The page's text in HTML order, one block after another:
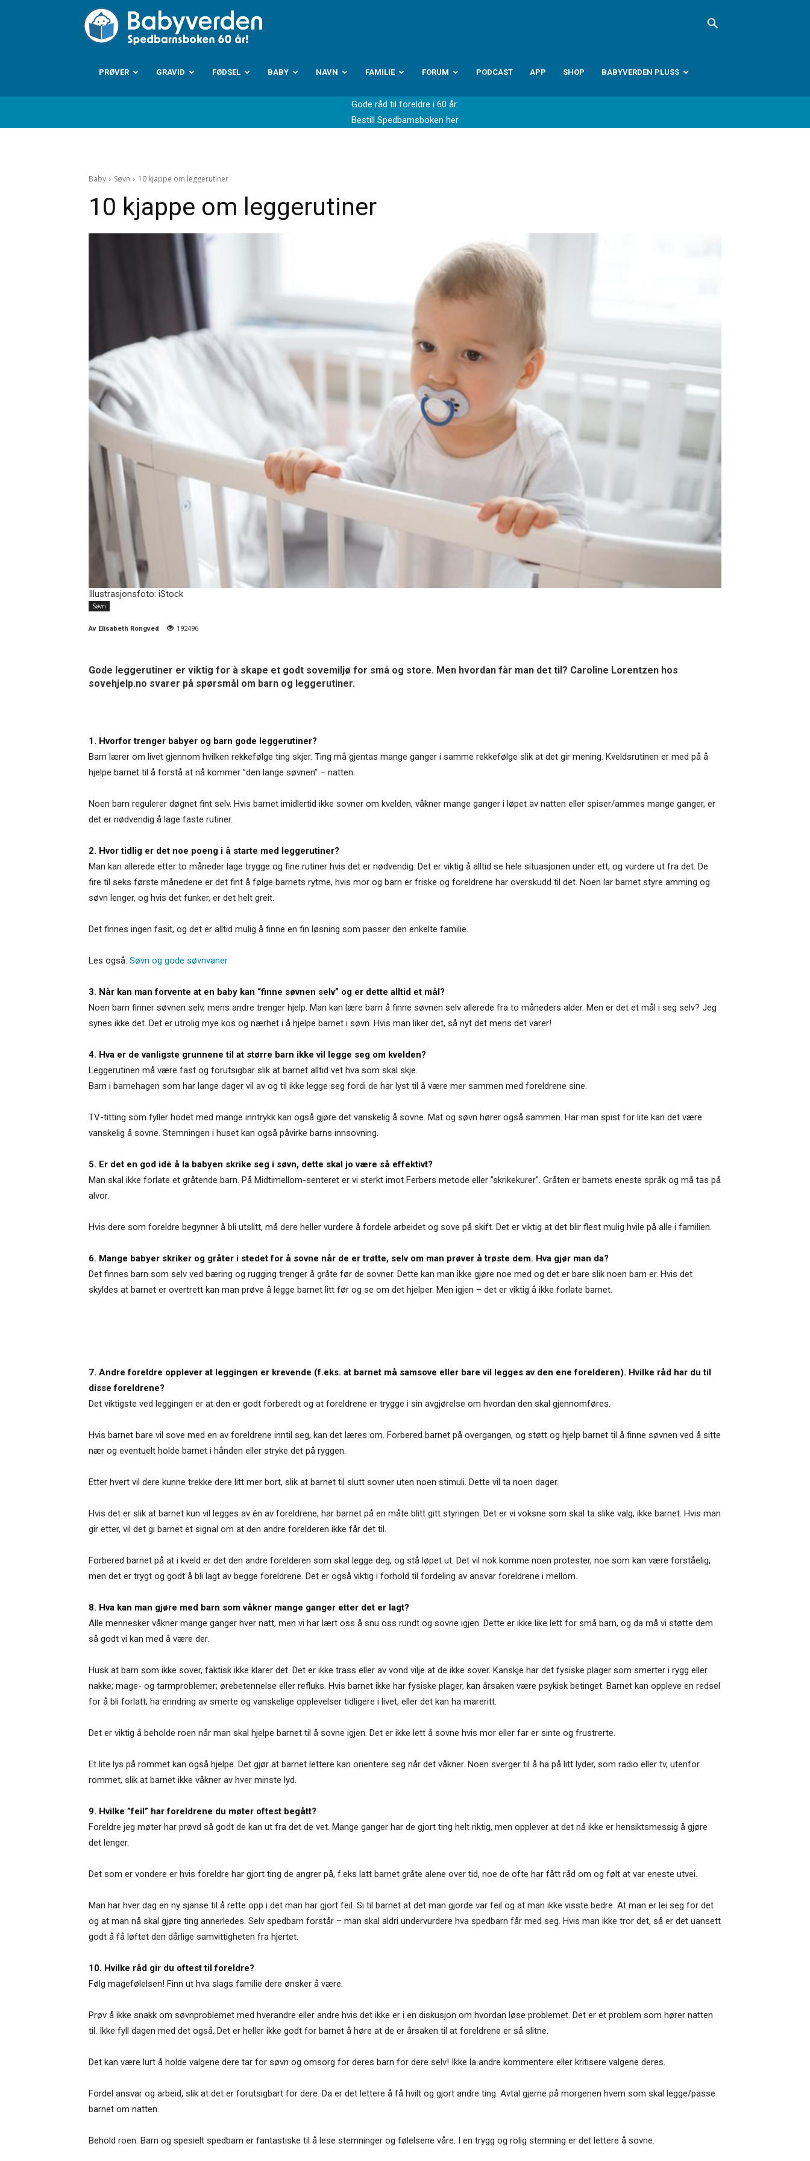
Babyverden.no
PRØVER GRAVID FØDSEL BABY NAVN FAMILIE FORUM PODCAST APP SHOP BABYVERDEN PLUSS
Gode råd til foreldre i 60 år:
Bestill Spedbarnsboken her
Baby Søvn 10 kjappe om leggerutiner
10 kjappe om leggerutiner
Illustrasjonsfoto: iStock
Søvn
Av Elisabeth Rongved 192496
Gode leggerutiner er viktig for å skape et godt sovemiljø for små og store. Men hvordan får man det til? Caroline Lorentzen hos
sovehjelp.no svarer på spørsmål om barn og leggerutiner.
1. Hvorfor trenger babyer og barn gode leggerutiner?
Barn lærer om livet gjennom hvilken rekkefølge ting skjer. Ting må gjentas mange ganger i samme rekkefølge slik at det gir mening. Kveldsrutinen er med på å
hjelpe barnet til å forstå at nå kommer ”den lange søvnen” – natten.
Noen barn regulerer døgnet fint selv. Hvis barnet imidlertid ikke sovner om kvelden, våkner mange ganger i løpet av natten eller spiser/ammes mange ganger, er
det er nødvendig å lage faste rutiner.
2. Hvor tidlig er det noe poeng i å starte med leggerutiner?
Man kan allerede etter to måneder lage trygge og fine rutiner hvis det er nødvendig. Det er viktig å alltid se hele situasjonen under ett, og vurdere ut fra det. De
fire til seks første månedene er det fint å følge barnets rytme, hvis mor og barn er friske og foreldrene har overskudd til det. Noen lar barnet styre amming og
søvn lenger, og hvis det funker, er det helt greit.
Det finnes ingen fasit, og det er alltid mulig å finne en fin løsning som passer den enkelte familie.
Les også: Søvn og gode søvnvaner
3. Når kan man forvente at en baby kan “finne søvnen selv” og er dette alltid et mål?
Noen barn finner søvnen selv, mens andre trenger hjelp. Man kan lære barn å finne søvnen selv allerede fra to måneders alder. Men er det et mål i seg selv? Jeg
synes ikke det. Det er utrolig mye kos og nærhet i å hjelpe barnet i søvn. Hvis man liker det, så nyt det mens det varer!
4. Hva er de vanligste grunnene til at større barn ikke vil legge seg om kvelden?
Leggerutinen må være fast og forutsigbar slik at barnet alltid vet hva som skal skje.
Barn i barnehagen som har lange dager vil av og til ikke legge seg fordi de har lyst til å være mer sammen med foreldrene sine.
TV-titting som fyller hodet med mange inntrykk kan også gjøre det vanskelig å sovne. Mat og søvn hører også sammen. Har man spist for lite kan det være
vanskelig å sovne. Stemningen i huset kan også påvirke barns innsovning.
5. Er det en god idé å la babyen skrike seg i søvn, dette skal jo være så effektivt?
Man skal ikke forlate et gråtende barn. På Midtimellom-senteret er vi sterkt imot Ferbers metode eller ”skrikekurer”. Gråten er barnets eneste språk og må tas på
alvor.
Hvis dere som foreldre begynner å bli utslitt, må dere heller vurdere å fordele arbeidet og sove på skift. Det er viktig at det blir flest mulig hvile på alle i familien.
6. Mange babyer skriker og gråter i stedet for å sovne når de er trøtte, selv om man prøver å trøste dem. Hva gjør man da?
Det finnes barn som selv ved bæring og rugging trenger å gråte før de sovner. Dette kan man ikke gjøre noe med og det er bare slik noen barn er. Hvis det
skyldes at barnet er overtrett kan man prøve å legge barnet litt før og se om det hjelper. Men igjen – det er viktig å ikke forlate barnet.
7. Andre foreldre opplever at leggingen er krevende (f.eks. at barnet må samsove eller bare vil legges av den ene forelderen). Hvilke råd har du til
disse foreldrene?
Det viktigste ved leggingen er at den er godt forberedt og at foreldrene er trygge i sin avgjørelse om hvordan den skal gjennomføres.
Hvis barnet bare vil sove med en av foreldrene inntil seg, kan det læres om. Forbered barnet på overgangen, og støtt og hjelp barnet til å finne søvnen ved å sitte
nær og eventuelt holde barnet i hånden eller stryke det på ryggen.
Etter hvert vil dere kunne trekke dere litt mer bort, slik at barnet til slutt sovner uten noen stimuli. Dette vil ta noen dager.
Hvis det er slik at barnet kun vil legges av én av foreldrene, har barnet på en måte blitt gitt styringen. Det er vi voksne som skal ta slike valg, ikke barnet. Hvis man
gir etter, vil det gi barnet et signal om at den andre forelderen ikke får det til.
Forbered barnet på at i kveld er det den andre forelderen som skal legge deg, og stå løpet ut. Det vil nok komme noen protester, noe som kan være forståelig,
men det er trygt og godt å bli lagt av begge foreldrene. Det er også viktig i forhold til fordeling av ansvar foreldrene i mellom.
8. Hva kan man gjøre med barn som våkner mange ganger etter det er lagt?
Alle mennesker våkner mange ganger hver natt, men vi har lært oss å snu oss rundt og sovne igjen. Dette er ikke like lett for små barn, og da må vi støtte dem
så godt vi kan med å være der.
Husk at barn som ikke sover, faktisk ikke klarer det. Det er ikke trass eller av vond vilje at de ikke sover. Kanskje har det fysiske plager som smerter i rygg eller
nakke; mage- og tarmproblemer; ørebetennelse eller refluks. Hvis barnet ikke har fysiske plager, kan årsaken være psykisk betinget. Barnet kan oppleve en redsel
for å bli forlatt; ha erindring av smerte og vanskelige opplevelser tidligere i livet, eller det kan ha mareritt.
Det er viktig å beholde roen når man skal hjelpe barnet til å sovne igjen. Det er ikke lett å sovne hvis mor eller far er sinte og frustrerte.
Et lite lys på rommet kan også hjelpe. Det gjør at barnet lettere kan orientere seg når det våkner. Noen sverger til å ha på litt lyder, som radio eller tv, utenfor
rommet, slik at barnet ikke våkner av hver minste lyd.
9. Hvilke ”feil” har foreldrene du møter oftest begått?
Foreldre jeg møter har prøvd så godt de kan ut fra det de vet. Mange ganger har de gjort ting helt riktig, men opplever at det nå ikke er hensiktsmessig å gjøre
det lenger.
Det som er vondere er hvis foreldre har gjort ting de angrer på, f.eks latt barnet gråte alene over tid, noe de ofte har fått råd om og følt at var eneste utvei.
Man har hver dag en ny sjanse til å rette opp i det man har gjort feil. Si til barnet at det man gjorde var feil og at man ikke visste bedre. At man er lei seg for det
og at man nå skal gjøre ting annerledes. Selv spedbarn forstår – man skal aldri undervurdere hva spedbarn får med seg. Hvis man ikke tror det, så er det uansett
godt å få løftet den dårlige samvittigheten fra hjertet.
10. Hvilke råd gir du oftest til foreldre?
Følg magefølelsen! Finn ut hva slags familie dere ønsker å være.
Prøv å ikke snakk om søvnproblemet med hverandre eller andre hvis det ikke er i en diskusjon om hvordan løse problemet. Det er et problem som hører natten
til. Ikke fyll dagen med det også. Det er heller ikke godt for barnet å høre at de er årsaken til at foreldrene er så slitne.
Det kan være lurt å holde valgene dere tar for søvn og omsorg for deres barn for dere selv! Ikke la andre kommentere eller kritisere valgene deres.
Fordel ansvar og arbeid, slik at det er forutsigbart for dere. Da er det lettere å få hvilt og gjort andre ting. Avtal gjerne på morgenen hvem som skal legge/passe
barnet om natten.
Behold roen. Barn og spesielt spedbarn er fantastiske til å lese stemninger og følelsene våre. I en trygg og rolig stemning er det lettere å sovne.